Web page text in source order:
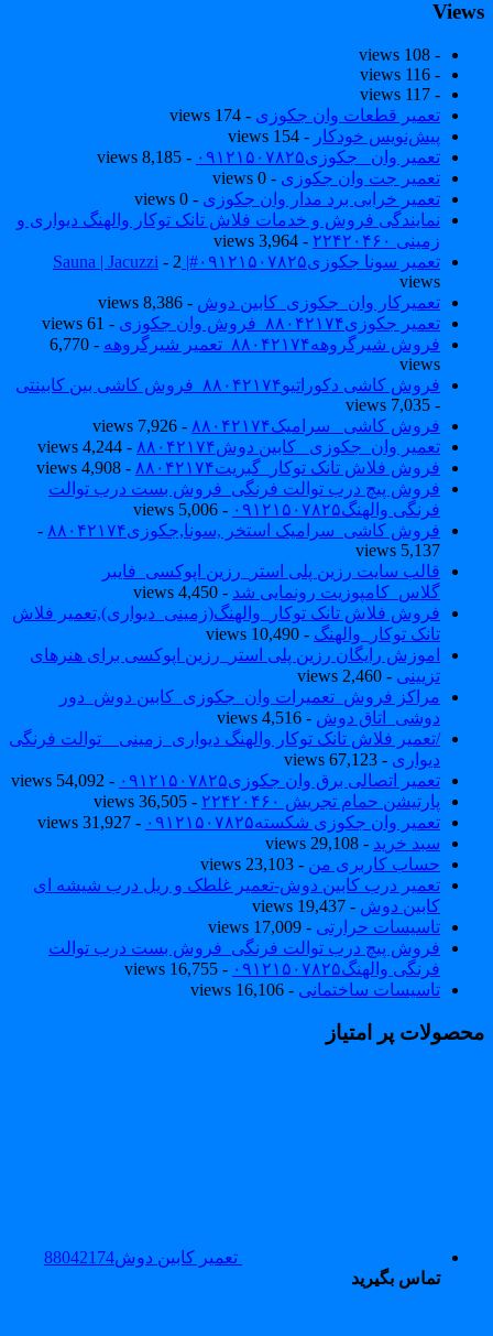
- 108 views
- 116 views
- 117 views
تعمیر قطعات وان جکوزی - 174 views
پیش‌نویس خودکار- 154 views
تعمیر وان _جکوزی۰۹۱۲۱۵۰۷۸۲۵
- 8,185 views
تعمیر جت وان جکوزی - 0 views
تعمیر خرابی برد مدار وان جکوزی - 0 views
نمایندگی فروش و خدمات فلاش تانک توکار والهنگ دیواری و
زمینی ۲۲۴۲۰۴۶۰
- 3,964 views
تعمیر سونا جکوزی۰۹۱۲۱۵۰۷۸۲۵#| Sauna | Jacuzzi
- 2
views
تعمیرکار وان_جکوزی_کابین دوش- 8,386 views
تعمیر جکوزی۸۸۰۴۲۱۷۴_فروش وان جکوزی
- 61 views
فروش شیرگروهه۸۸۰۴۲۱۷۴_تعمیر شیرگروهه
- 6,770
views
فروش کاشی دکوراتیو۸۸۰۴۲۱۷۴_فروش کاشی بین کابینتی
فروش کاشی _سرامیک۸۸۰۴۲۱۷۴
- 7,926 views
تعمیر وان_جکوزی_ کابین دوش۸۸۰۴۲۱۷۴
- 4,244 views
فروش فلاش تانک توکار_گبریت۸۸۰۴۲۱۷۴
- 4,908 views
فروش پیچ درب توالت فرنگی_فروش بست درب توالت
فرنگی والهنگ۰۹۱۲۱۵۰۷۸۲۵
- 5,006 views
فروش کاشی_سرامیک استخر ,سونا,جکوزی۸۸۰۴۲۱۷۴
-
5,137 views
قالب سایت رزین پلی استر_رزین اپوکسی_فایبر
گلاس_کامپوزیت رونمایی شد- 4,450 views
فروش فلاش تانک توکار_والهنگ(زمینی_دیواری),تعمیر فلاش
تانک توکار_والهنگ- 10,490 views
اموزش رایگان رزین پلی استر_رزین اپوکسی برای هنرهای
تزیینی- 2,460 views
مراکز فروش_تعمیرات وان_جکوزی_کابین دوش_دور
دوشی_اتاق دوش- 4,516 views
/تعمیر فلاش تانک توکار والهنگ دیواری_زمینی _ توالت فرنگی
دیواری - 67,123 views
تعمیر اتصالی برق وان جکوزی۰۹۱۲۱۵۰۷۸۲۵
- 54,092 views
پارتیشن حمام تجریش ۲۲۴۲۰۴۶۰
- 36,505 views
تعمیر وان جکوزی شکسته۰۹۱۲۱۵۰۷۸۲۵
- 31,927 views
سبد خرید - 29,108 views
حساب کاربری من- 23,103 views
تعمیر درب کابین دوش-تعمیر غلطک و ریل درب شیشه ای
کابین دوش- 19,437 views
تاسیسات حرارتی- 17,009 views
فروش پیچ درب توالت فرنگی_فروش بست درب توالت
فرنگی والهنگ۰۹۱۲۱۵۰۷۸۲۵
- 16,755 views
تاسیسات ساختمانی- 16,106 views
پر امتیاز
تعمیر کابین دوش88042174
تماس بگیرید